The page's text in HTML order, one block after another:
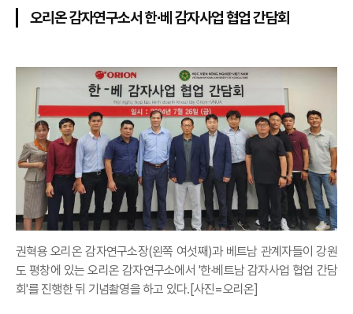
오리온 감자연구소서 한∙베 감자사업 협업 간담회
권혁용 오리온 감자연구소장(왼쪽 여섯째)과 베트남 관계자들이 강원
도 평창에 있는 오리온 감자연구소에서 '한∙베트남 감자사업 협업 간담
회'를 진행한 뒤 기념촬영을 하고 있다.[사진=오리온]